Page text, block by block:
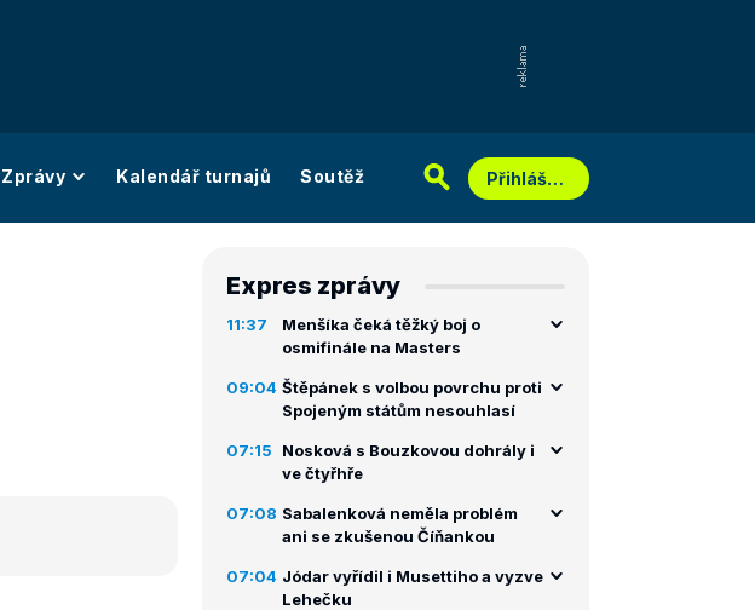
Zprávy Kalendář turnajů Soutěž Přihlášení
Expres zprávy
11:37
Menšíka čeká těžký boj o
osmifinále na Masters
09:04 Štěpánek s volbou povrchu proti
Spojeným státům nesouhlasí
07:15
Nosková s Bouzkovou dohrály i
ve čtyřhře
07:08 Sabalenková neměla problém
ani se zkušenou Číňankou
07:04 Jódar vyřídil i Musettiho a vyzve
Lehečku